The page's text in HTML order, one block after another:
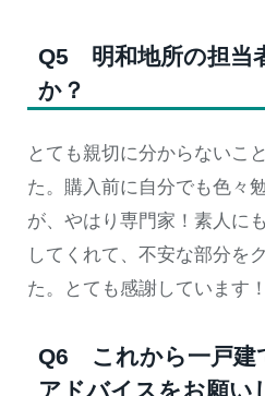
Q5 明和地所の担当
か？
とても親切に分からないこ
た。購入前に自分でも色々
が、やはり専門家！素人に
してくれて、不安な部分を
た。とても感謝しています！
Q6 これから一戸建
アドバイスをお願い